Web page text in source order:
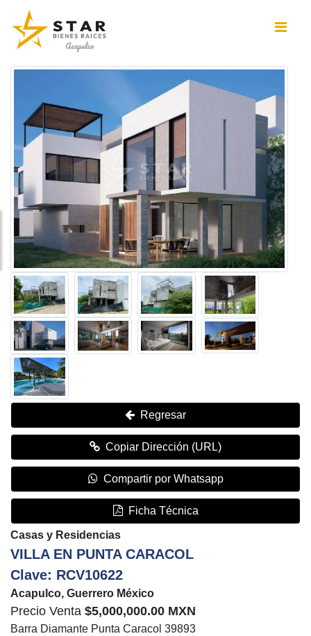
Regresar
Copiar Dirección (URL)
Compartir por Whatsapp
Ficha Técnica
Casas y Residencias
VILLA EN PUNTA CARACOL
Clave: RCV10622
Acapulco, Guerrero México
Precio Venta $5,000,000.00 MXN
Barra Diamante Punta Caracol 39893